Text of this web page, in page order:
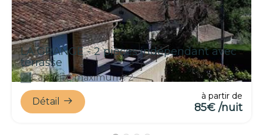
LA GRANGE - 2 pièces indépendant avec
terrasse
Capacité maximum : 2
Détail
à partir de
85€ /nuit